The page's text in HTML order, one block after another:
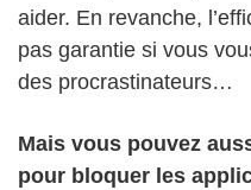
aider. En revanche,
pas garantie si vous
des procrastinateurs…
Mais vous pouvez
pour bloquer les